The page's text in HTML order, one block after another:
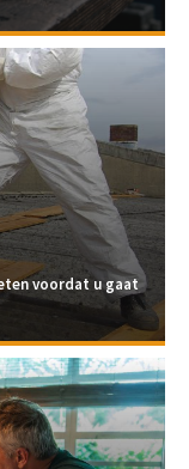
voordat u gaat